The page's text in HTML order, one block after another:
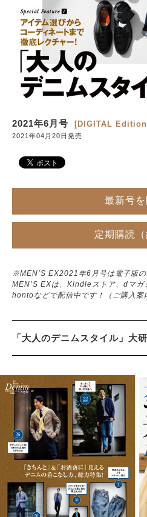
2021年6月号 [DIGITAL
2021年04月20日発売
最新号を
定期購読（
※MEN’S EX2021年6月号は電子版
MEN’S EXは、Kindleストア、dマガ
hontoなどで配信中です！（ご購入案
「大人のデニムスタイル」大
サイトマ